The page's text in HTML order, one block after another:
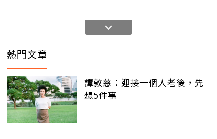
熱門文章
譚敦慈：迎接一個人老後，先
想5件事